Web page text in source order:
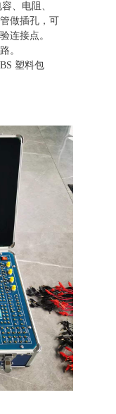
、电阻、
做插孔，可
连接点。
。
塑料包